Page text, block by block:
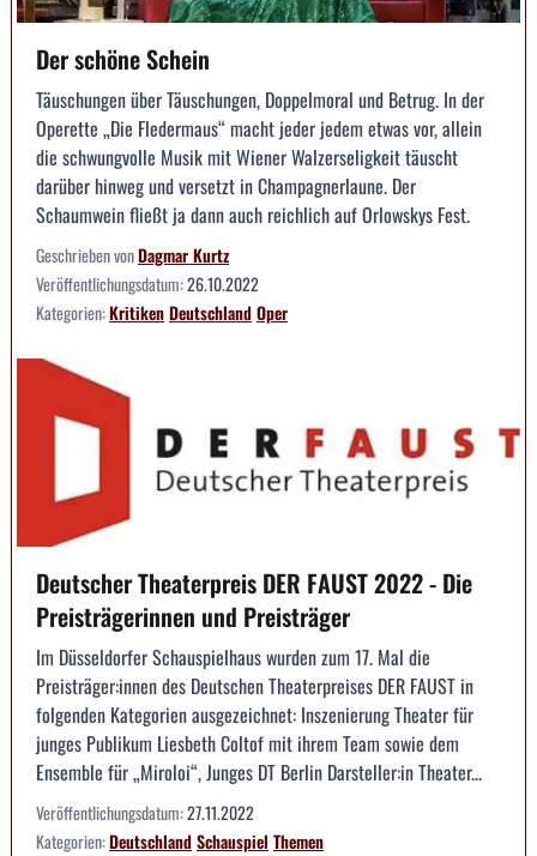
Der schöne Schein
Täuschungen über Täuschungen, Doppelmoral und Betrug. In der
Operette „Die Fledermaus“ macht jeder jedem etwas vor, allein
die schwungvolle Musik mit Wiener Walzerseligkeit täuscht
darüber hinweg und versetzt in Champagnerlaune. Der
Schaumwein fließt ja dann auch reichlich auf Orlowskys Fest.
Geschrieben vonDagmar Kurtz
Veröffentlichungsdatum:26.10.2022
Kategorien:KritikenDeutschlandOper
Deutscher Theaterpreis DER FAUST 2022 - Die
Preisträgerinnen und Preisträger
Im Düsseldorfer Schauspielhaus wurden zum 17. Mal die
Preisträger:innen des Deutschen Theaterpreises DER FAUST in
folgenden Kategorien ausgezeichnet: Inszenierung Theater für
junges Publikum Liesbeth Coltof mit ihrem Team sowie dem
Ensemble für „Miroloi“, Junges DT Berlin Darsteller:in Theater...
Veröffentlichungsdatum:27.11.2022
Kategorien:DeutschlandSchauspiel Themen